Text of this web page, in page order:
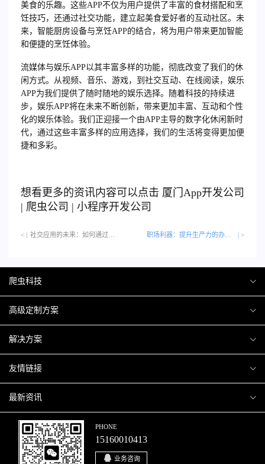
美食的乐趣。这些APP不仅为用户提供了丰富的食材搭配和烹
饪技巧，还通过社交功能，建立起美食爱好者的互动社区。未
来，智能厨房设备与烹饪APP的结合，将为用户带来更加智能
和便捷的烹饪体验。
流媒体与娱乐APP以其丰富多样的功能，彻底改变了我们的休
闲方式。从视频、音乐、游戏，到社交互动、在线阅读，娱乐
APP为我们提供了随时随地的娱乐选择。随着科技的持续进
步，娱乐APP将在未来不断创新，带来更加丰富、互动和个性
化的娱乐体验。我们正迎接一个由APP主导的数字化休闲新时
代，通过这些丰富多样的应用选择，我们的生活将变得更加便
捷和多彩。
想看更多的资讯内容可以点击 厦门 App开发公司
| 爬虫公司 | 小程序开发公司
< | | >
爬虫科技
爬虫案例
关于爬虫
高级定制方案
H5互动营销
微信小程序
移动APP
解决方案
商城解决方案
商城会员积分商城解决方案
网站解决方案
智慧校园解决方案
友情链接
厦门小程序开发
厦门APP开发
厦门微商城开发
最新资讯
行业资讯
爬虫动态
PHONE
15160010413
业务咨询